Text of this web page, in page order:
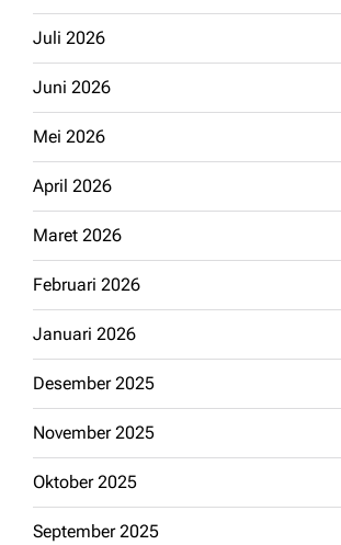
Juli 2026
Juni 2026
Mei 2026
April 2026
Maret 2026
Februari 2026
Januari 2026
Desember 2025
November 2025
Oktober 2025
September 2025